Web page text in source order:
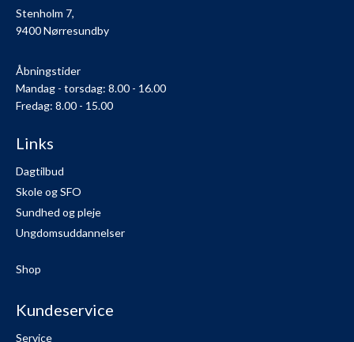
Stenholm 7,
9400 Nørresundby
Åbningstider
Mandag - torsdag: 8.00 - 16.00
Fredag: 8.00 - 15.00
Links
Dagtilbud
Skole og SFO
Sundhed og pleje
Ungdomsuddannelser
Shop
Kundeservice
Service